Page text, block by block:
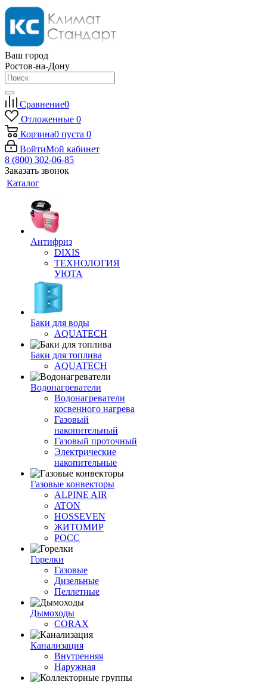
Ваш город
Ростов-на-Дону
Сравнение0
Отложенные 0
Корзина0 пуста 0
ВойтиМой кабинет
8 (800) 302-06-85
Заказать звонок
Каталог
Антифриз
DIXIS
ТЕХНОЛОГИЯ
УЮТА
Баки для воды
AQUATECH
Баки для топлива
AQUATECH
Водонагреватели
Водонагреватели
косвенного нагрева
Газовый
накопительный
Газовый проточный
Электрические
накопительные
Газовые конвекторы
ALPINE AIR
ATON
HOSSEVEN
ЖИТОМИР
РОСС
Горелки
Газовые
Дизельные
Пеллетные
Дымоходы
CORAX
Канализация
Внутренняя
Наружная